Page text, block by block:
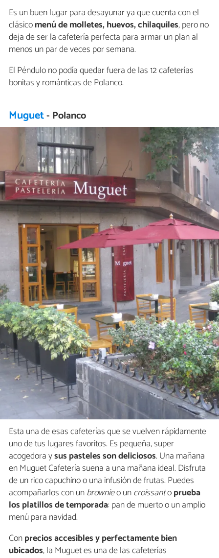
Es un buen lugar para desayunar ya que cuenta con el
clásicomenú de molletes, huevos, chilaquiles, pero no
deja de ser la cafetería perfecta para armar un plan al
menos un par de veces por semana.
El Péndulo no podía quedar fuera de las 12 cafeterías
bonitas y románticas de Polanco.
Muguet- Polanco
Esta una de esas cafeterías que se vuelven rápidamente
uno de tus lugares favoritos. Es pequeña, super
acogedora ysus pasteles son deliciosos. Una mañana
en Muguet Cafetería suena a una mañana ideal. Disfruta
de un rico capuchino o una infusión de frutas. Puedes
acompañarlos con unbrownieo uncroissantoprueba
los platillos de temporada: pan de muerto o un amplio
menú para navidad.
Conprecios accesibles y perfectamente bien
ubicados, la Muguet es una de las cafeterías